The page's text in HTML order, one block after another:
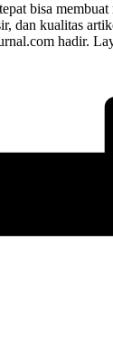
bisa
dan kualitas
hadir.